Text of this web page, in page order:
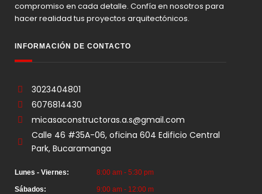
compromiso en cada detalle. Confía en nosotros para
hacer realidad tus proyectos arquitectónicos.
INFORMACIÓN DE CONTACTO
3023404801
6076814430
micasaconstructoras.a.s@gmail.com
Calle 46 #35A-06, oficina 604 Edificio Central
Park, Bucaramanga
Lunes - Viernes: 8:00 am - 5:30 pm
Sábados: 9:00 am - 12:00 m